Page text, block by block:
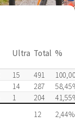
Ultra Total %
15 491
14 287
1 204
12
2,44%